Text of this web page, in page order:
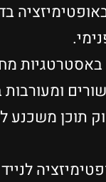
תוכן משכנע